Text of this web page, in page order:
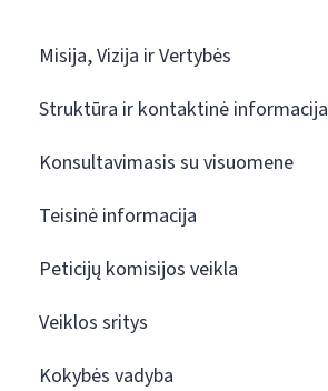
Misija, Vizija ir Vertybės
Struktūra ir kontaktinė informacija
Konsultavimasis su visuomene
Teisinė informacija
Peticijų komisijos veikla
Veiklos sritys
Kokybės vadyba